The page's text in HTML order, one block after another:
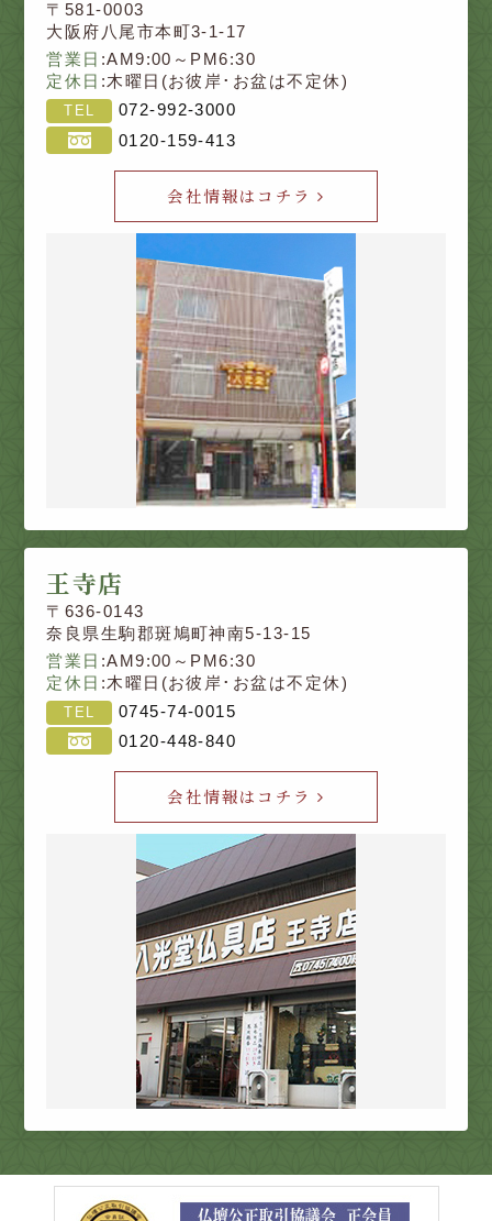
〒581-0003
大阪府八尾市本町3-1-17
営業日 :AM9:00～PM6:30
定休日 :木曜日(お彼岸･お盆は不定休)
TEL
072-992-3000
0120-159-413
会社情報はコチラ
王寺店
〒636-0143
奈良県生駒郡斑鳩町神南5-13-15
営業日 :AM9:00～PM6:30
定休日 :木曜日(お彼岸･お盆は不定休)
TEL
0745-74-0015
0120-448-840
会社情報はコチラ